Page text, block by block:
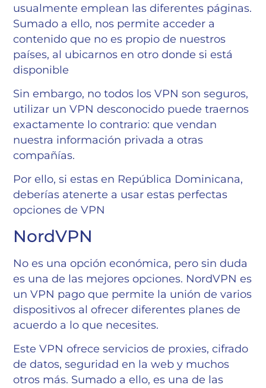
usualmente emplean las diferentes páginas.
Sumado a ello, nos permite acceder a
contenido que no es propio de nuestros
países, al ubicarnos en otro donde si está
disponible
Sin embargo, no todos los VPN son seguros,
utilizar un VPN desconocido puede traernos
exactamente lo contrario: que vendan
nuestra información privada a otras
compañías.
Por ello, si estas en República Dominicana,
deberías atenerte a usar estas perfectas
opciones de VPN
NordVPN
No es una opción económica, pero sin duda
es una de las mejores opciones. NordVPN es
un VPN pago que permite la unión de varios
dispositivos al ofrecer diferentes planes de
acuerdo a lo que necesites.
Este VPN ofrece servicios de proxies, cifrado
de datos, seguridad en la web y muchos
otros más. Sumado a ello, es una de las